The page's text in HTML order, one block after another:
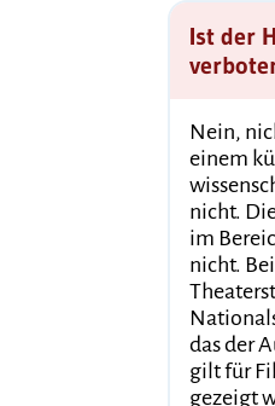
Ist der
Nein,
einem
nicht.
im
nicht.
das der
gilt für
gezeigt